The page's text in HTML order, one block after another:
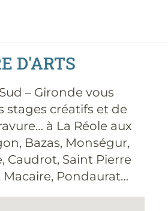
D'ARTS
– Gironde vous
stages créatifs et de
à La Réole aux
Bazas, Monségur,
Caudrot, Saint Pierre
Macaire, Pondaurat…